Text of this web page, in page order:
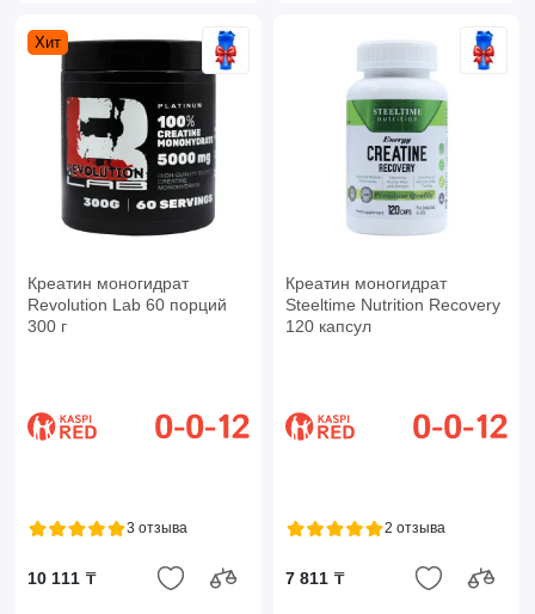
Хит
Креатин моногидрат
Revolution Lab 60 порций
300 г
3 отзыва
10 111 ₸
Креатин моногидрат
Steeltime Nutrition Recovery
120 капсул
2 отзыва
7 811 ₸